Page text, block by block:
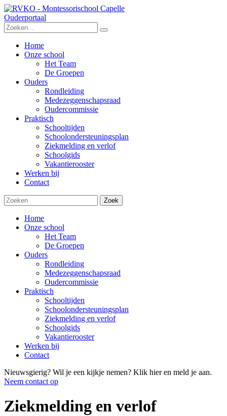
Ouderportaal
Home
Onze school
Het Team
De Groepen
Ouders
Rondleiding
Medezeggenschapsraad
Oudercommissie
Praktisch
Schooltijden
Schoolondersteuningsplan
Ziekmelding en verlof
Schoolgids
Vakantierooster
Werken bij
Contact
Zoek
Home
Onze school
Het Team
De Groepen
Ouders
Rondleiding
Medezeggenschapsraad
Oudercommissie
Praktisch
Schooltijden
Schoolondersteuningsplan
Ziekmelding en verlof
Schoolgids
Vakantierooster
Werken bij
Contact
Nieuwsgierig? Wil je een kijkje nemen? Klik hier en meld je aan.
Neem contact op
Ziekmelding en verlof